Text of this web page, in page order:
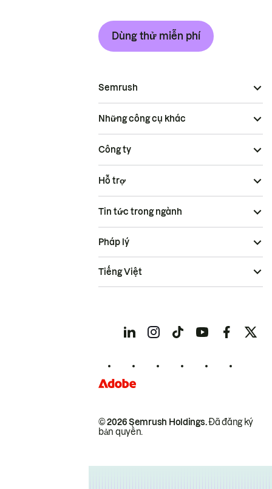
Dùng thử miễn phí
Semrush
Những công cụ khác
Công ty
Hỗ trợ
Tin tức trong ngành
© 2026 Semrush Holdings.Đã đăng ký
bản quyền.
Pháp lý
Tiếng Việt